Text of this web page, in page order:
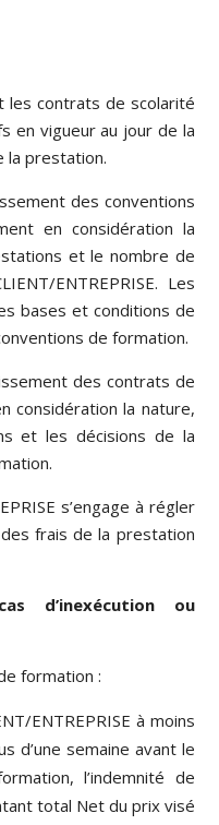
les contrats de scolarité
en vigueur au jour de la
la prestation.
des conventions
en considération la
et le nombre de
ENTREPRISE. Les
bases et conditions de
de formation.
des contrats de
considération la nature,
et les décisions de la
s’engage à régler
frais de la prestation
d’inexécution ou
formation :
ENTREPRISE à moins
d’une semaine avant le
l’indemnité de
total Net du prix visé